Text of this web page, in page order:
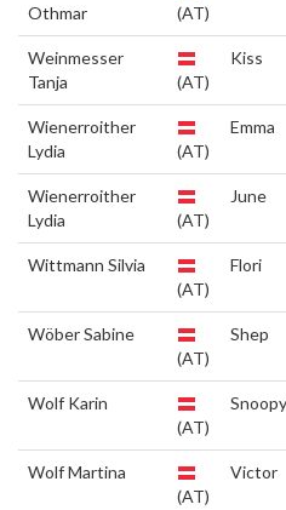
Othmar
(AT)
Weinmesser
Tanja
(AT)
Kiss
Wienerroither
Lydia
(AT)
Emma
Wienerroither
Lydia
(AT)
June
Wittmann Silvia
(AT)
Flori
Wöber Sabine
(AT)
Shep
Wolf Karin
(AT)
Snoopy
Wolf Martina
(AT)
Victor